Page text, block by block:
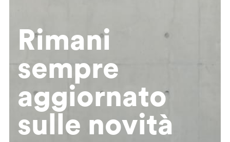
Rimani
sempre
aggiornato
sulle novità